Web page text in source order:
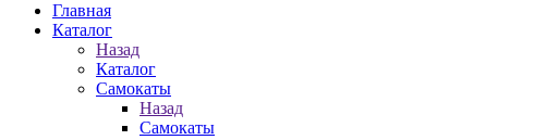
Главная
Каталог
Назад
Каталог
Самокаты
Назад
Самокаты